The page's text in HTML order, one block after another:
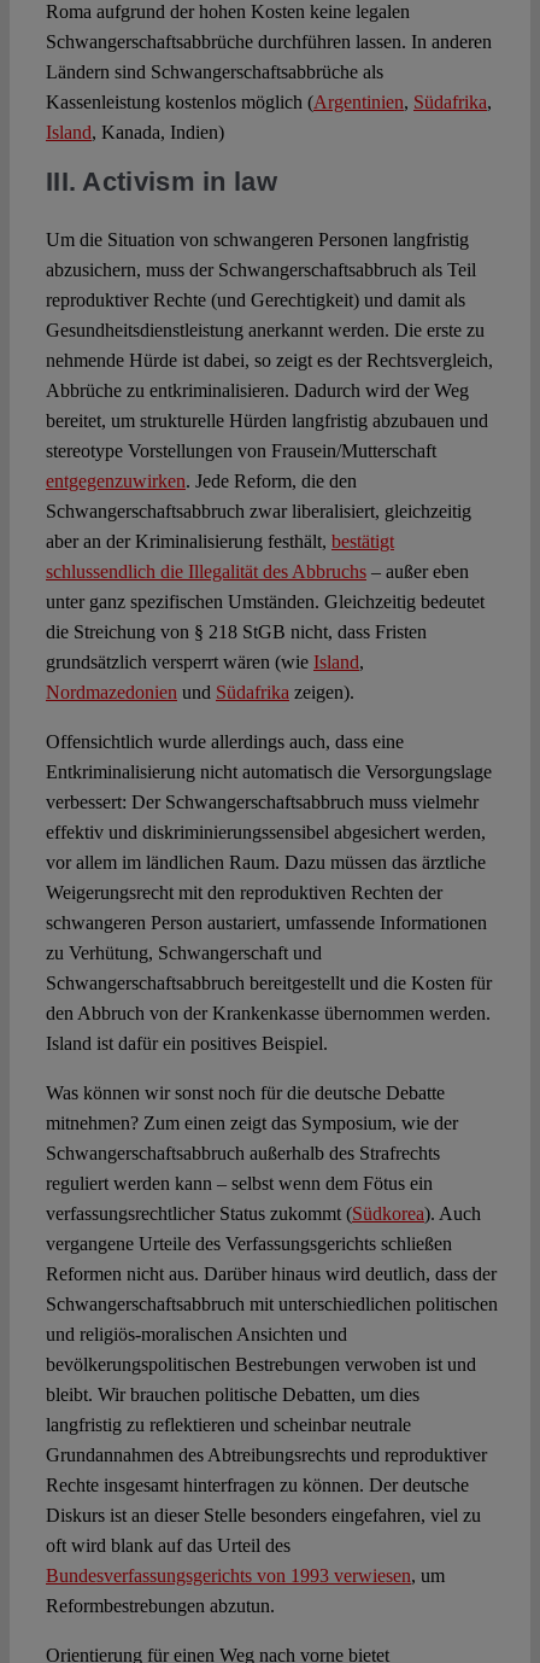
Roma aufgrund der hohen Kosten keine legalen
Schwangerschaftsabbrüche durchführen lassen. In anderen
Ländern sind Schwangerschaftsabbrüche als
Kassenleistung kostenlos möglich (Argentinien, Südafrika,
Island, Kanada, Indien)
III. Activism in law
Um die Situation von schwangeren Personen langfristig
abzusichern, muss der Schwangerschaftsabbruch als Teil
reproduktiver Rechte (und Gerechtigkeit) und damit als
Gesundheitsdienstleistung anerkannt werden. Die erste zu
nehmende Hürde ist dabei, so zeigt es der Rechtsvergleich,
Abbrüche zu entkriminalisieren. Dadurch wird der Weg
bereitet, um strukturelle Hürden langfristig abzubauen und
stereotype Vorstellungen von Frausein/Mutterschaft
entgegenzuwirken. Jede Reform, die den
Schwangerschaftsabbruch zwar liberalisiert, gleichzeitig
aber an der Kriminalisierung festhält, bestätigt
schlussendlich die Illegalität des Abbruchs– außer eben
unter ganz spezifischen Umständen. Gleichzeitig bedeutet
die Streichung von § 218 StGB nicht, dass Fristen
grundsätzlich versperrt wären (wie Island,
Nordmazedonien und Südafrika zeigen).
Offensichtlich wurde allerdings auch, dass eine
Entkriminalisierung nicht automatisch die Versorgungslage
verbessert: Der Schwangerschaftsabbruch muss vielmehr
effektiv und diskriminierungssensibel abgesichert werden,
vor allem im ländlichen Raum. Dazu müssen das ärztliche
Weigerungsrecht mit den reproduktiven Rechten der
schwangeren Person austariert, umfassende Informationen
zu Verhütung, Schwangerschaft und
Schwangerschaftsabbruch bereitgestellt und die Kosten für
den Abbruch von der Krankenkasse übernommen werden.
Island ist dafür ein positives Beispiel.
Was können wir sonst noch für die deutsche Debatte
mitnehmen? Zum einen zeigt das Symposium, wie der
Schwangerschaftsabbruch außerhalb des Strafrechts
reguliert werden kann – selbst wenn dem Fötus ein
verfassungsrechtlicher Status zukommt (Südkorea). Auch
vergangene Urteile des Verfassungsgerichts schließen
Reformen nicht aus. Darüber hinaus wird deutlich, dass der
Schwangerschaftsabbruch mit unterschiedlichen politischen
und religiös-moralischen Ansichten und
bevölkerungspolitischen Bestrebungen verwoben ist und
bleibt. Wir brauchen politische Debatten, um dies
langfristig zu reflektieren und scheinbar neutrale
Grundannahmen des Abtreibungsrechts und reproduktiver
Rechte insgesamt hinterfragen zu können. Der deutsche
Diskurs ist an dieser Stelle besonders eingefahren, viel zu
oft wird blank auf das Urteil des
Bundesverfassungsgerichts von 1993 verwiesen, um
Reformbestrebungen abzutun.
Orientierung für einen Weg nach vorne bietet